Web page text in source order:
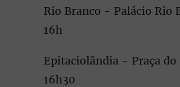
Rio Branco - Palácio Rio
16h
Epitaciolândia - Praça do
16h30